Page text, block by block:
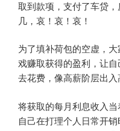
取到款项，支付了车贷
几，哀！哀！哀！
为了填补荷包的空虚，
戏赚取获得的盈利，让
去花费，像高薪阶层出入
将获取的每月利息收入
自己在打理个人日常开